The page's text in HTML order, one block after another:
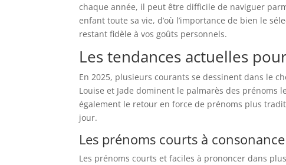
chaque année, il peut être difficile de naviguer
enfant toute sa vie, d’où l’importance de bien le
restant fidèle à vos goûts personnels.
Les tendances actuelles
En 2025, plusieurs courants se dessinent dans le
Louise et Jade dominent le palmarès des
également le retour en force de prénoms plus
jour.
Les prénoms courts à
Les prénoms courts et faciles à prononcer dans